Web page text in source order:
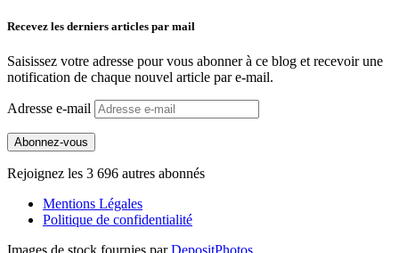
Recevez les derniers articles par mail
Saisissez votre adresse pour vous abonner à ce blog et recevoir une
notification de chaque nouvel article par e-mail.
Adresse e-mail
Abonnez-vous
Rejoignez les 3 696 autres abonnés
Mentions Légales
Politique de confidentialité